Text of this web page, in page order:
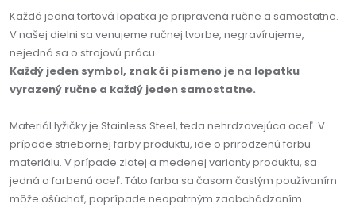
Každá jedna tortová lopatka je pripravená ručne a samostatne.
V našej dielni sa venujeme ručnej tvorbe, negravírujeme,
nejedná sa o strojovú prácu.
Každý jeden symbol, znak či písmeno je na lopatku
vyrazený ručne a každý jeden samostatne.
Materiál lyžičky je Stainless Steel, teda nehrdzavejúca oceľ. V
prípade striebornej farby produktu, ide o prirodzenú farbu
materiálu. V prípade zlatej a medenej varianty produktu, sa
jedná o farbenú oceľ. Táto farba sa časom častým používaním
môže ošúchať, poprípade neopatrným zaobchádzaním